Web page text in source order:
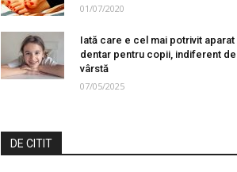
01/07/2020
Iată care e cel mai potrivit aparat
dentar pentru copii, indiferent de
vârstă
07/05/2025
DE CITIT